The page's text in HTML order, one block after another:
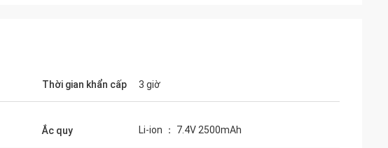
Thời gian khẩn cấp 3 giờ
Ắc quy Li-ion ： 7.4V 2500mAh